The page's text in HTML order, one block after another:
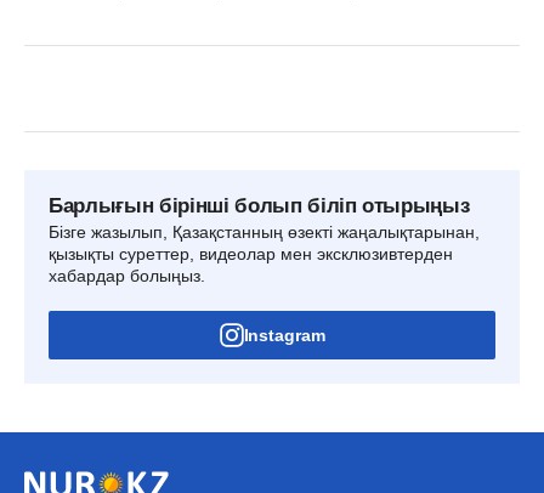
Барлығын бірінші болып біліп отырыңыз
Бізге жазылып, Қазақстанның өзекті жаңалықтарынан,
қызықты суреттер, видеолар мен эксклюзивтерден
хабардар болыңыз.
Instagram